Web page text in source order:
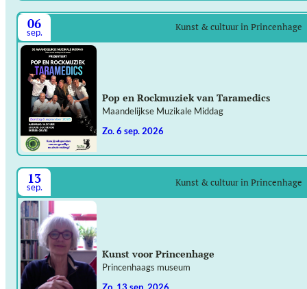
06
sep. Kunst & cultuur in Princenhage
Pop en Rockmuziek van Taramedics
Maandelijkse Muzikale Middag
zo. 6 sep. 2026
13
sep. Kunst & cultuur in Princenhage
Kunst voor Princenhage
Princenhaags museum